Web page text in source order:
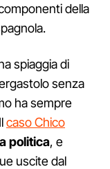
della
spiaggia di
senza
ha sempre
caso Chico
politica, e
uscite dal